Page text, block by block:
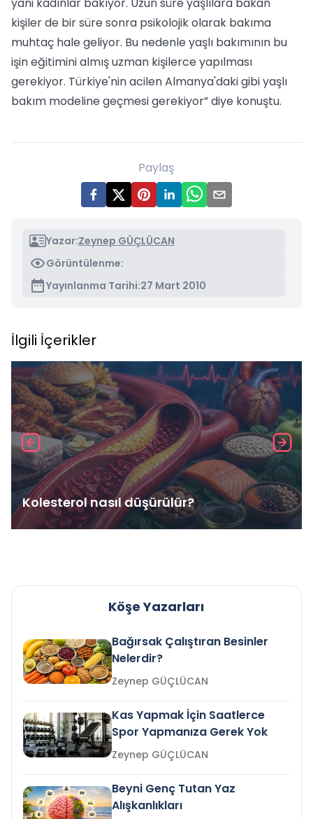
kişiler de bir süre sonra psikolojik olarak bakıma
muhtaç hale geliyor. Bu nedenle yaşlı bakımının bu
işin eğitimini almış uzman kişilerce yapılması
gerekiyor. Türkiye'nin acilen Almanya'daki gibi yaşlı
bakım modeline geçmesi gerekiyor” diye konuştu.
Paylaş
Yazar:Zeynep GÜÇLÜCAN
Görüntülenme:
Yayınlanma Tarihi:27 Mart 2010
İlgili İçerikler
Kolesterol nasıl düşürülür?
Köşe Yazarları
Bağırsak Çalıştıran Besinler
Nelerdir?
Zeynep GÜÇLÜCAN
Kas Yapmak İçin Saatlerce
Spor Yapmanıza Gerek Yok
Zeynep GÜÇLÜCAN
Beyni Genç Tutan Yaz
Alışkanlıkları